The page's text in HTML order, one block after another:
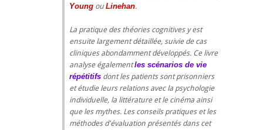
Young ou Linehan.
La pratique des théories cognitives y est
ensuite largement détaillée, suivie de cas
cliniques abondamment développés. Ce livre
analyse égalementles scénarios de vie
répétitifs dont les patients sont prisonniers
et étudie leurs relations avec la psychologie
individuelle, la littérature et le cinéma ainsi
que les mythes. Les conseils pratiques et les
méthodes d'évaluation présentés dans cet